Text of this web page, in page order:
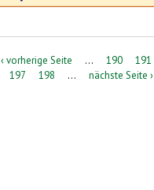
‹ vorherige Seite … 190 191
197 198 … nächste Seite ›